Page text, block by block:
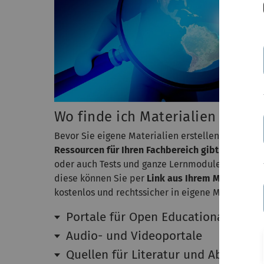
Wo finde ich Materialien für
Bevor Sie eigene Materialien erstellen,
Ressourcen für Ihren Fachbereich gibt
oder auch Tests und ganze Lernmodule) gibt es
diese können Sie per Link aus Ihrem Moodlekurs
kostenlos und rechtssicher in eigene
Portale für Open Educational
Audio- und Videoportale
Quellen für Literatur und